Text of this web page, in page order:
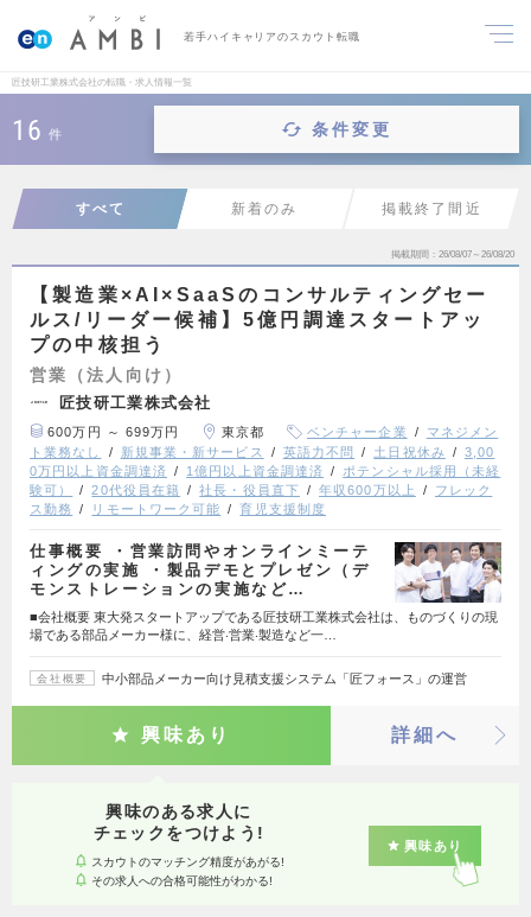
若手ハイキャリアのスカウト転職
匠技研工業株式会社の転職・求人情報一覧
16 件 条件変更
すべて 新着のみ 掲載終了間近
掲載期間 26/08/07～26/08/20
【製造業×AI×SaaSのコンサルティングセー
ルス/リーダー候補】5億円調達スタートアッ
プの中核担う
営業（法人向け）
匠技研工業株式会社
600万円 ～ 699万円 東京都 ベンチャー企業
マネジメン
ト業務なし
新規事業・新サービス 英語力不問 土日祝休み
3,00
0万円以上資金調達済
1億円以上資金調達済
ポテンシャル採用（未経
験可）
20代役員在籍 社長・役員直下 年収600万以上
フレック
ス勤務
リモートワーク可能 育児支援制度
仕事概要 ・営業訪問やオンラインミーテ
ィングの実施 ・製品デモとプレゼン（デ
モンストレーションの実施など…
■会社概要 東⼤発スタートアップである匠技研⼯業株式会社は、ものづくりの現
場である部品メーカー様に、経営‧営業‧製造など⼀…
会社概要 中小部品メーカー向け見積支援システム「匠フォース」の運営
興味あり 詳細へ
興味のある求人に
チェックをつけよう!
スカウトのマッチング精度があがる!
その求人への合格可能性がわかる!
興味あり